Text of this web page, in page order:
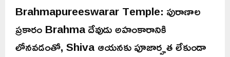
Brahmapureeswarar Temple: పురాణాల
ప్రకారం Brahma దేవుడు అహంకారానికి
లోనవడంతో, Shiva ఆయనకు పూజార్హత లేకుండా